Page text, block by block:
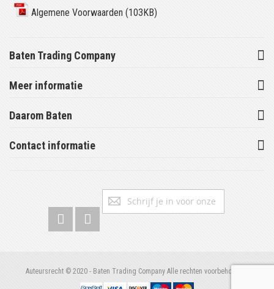
Algemene Voorwaarden (103KB)
Baten Trading Company
Meer informatie
Daarom Baten
Contact informatie
Abonneer
Auteursrecht © 2020 - Baten Trading Company Alle rechten voorbehouden.